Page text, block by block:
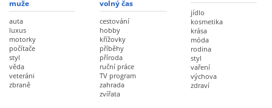
muže
auta
luxus
motorky
počítače
styl
věda
veteráni
zbraně
volný čas
cestování
hobby
křížovky
příběhy
příroda
ruční práce
TV program
zahrada
zvířata
jídlo
kosmetika
krása
móda
rodina
styl
vaření
výchova
zdraví